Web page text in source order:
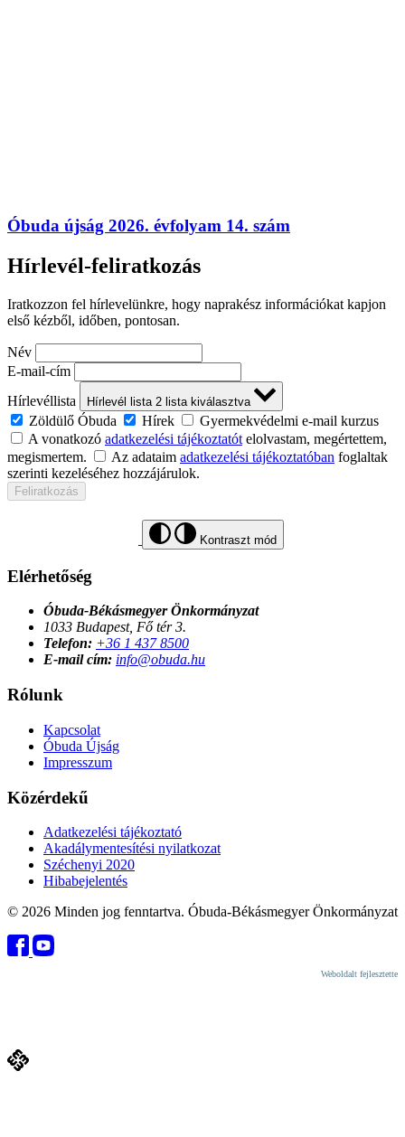
Óbuda újság 2026. évfolyam 14. szám
Hírlevél-feliratkozás
Iratkozzon fel hírlevelünkre, hogy naprakész információkat kapjon
első kézből, időben, pontosan.
Név
E-mail-cím
Hírlevéllista
Hírlevél lista 2 lista kiválasztva
Zöldülő Óbuda Hírek
Gyermekvédelmi e-mail kurzus
A vonatkozó adatkezelési tájékoztatót elolvastam, megértettem,
megismertem.
Az adataim adatkezelési tájékoztatóban foglaltak
szerinti kezeléséhez hozzájárulok.
Feliratkozás
Kontraszt mód
Elérhetőség
Óbuda-Békásmegyer Önkormányzat
1033 Budapest, Fő tér 3.
Telefon: +36 1 437 8500
E-mail cím: info@obuda.hu
Rólunk
Kapcsolat
Óbuda Újság
Impresszum
Közérdekű
Adatkezelési tájékoztató
Akadálymentesítési nyilatkozat
Széchenyi 2020
Hibabejelentés
© 2026 Minden jog fenntartva. Óbuda-Békásmegyer Önkormányzat
Weboldalt fejlesztette